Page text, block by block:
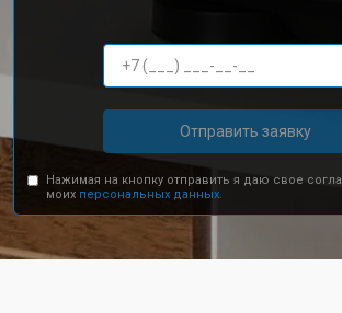
Отправить заявку
Нажимая на кнопку отправить я даю свое
моих персональных данных.